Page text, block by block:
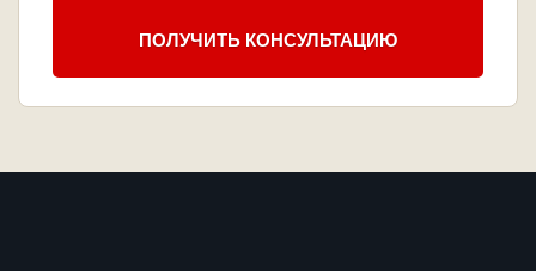
ПОЛУЧИТЬ КОНСУЛЬТАЦИЮ